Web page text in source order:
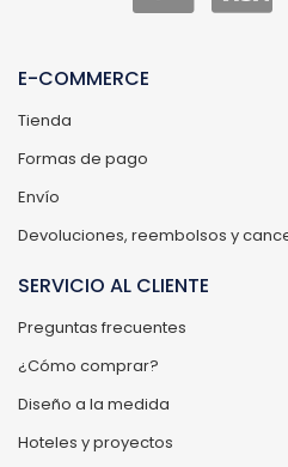
E-COMMERCE
Tienda
Formas de pago
Envío
Devoluciones, reembolsos y
SERVICIO AL CLIENTE
Preguntas frecuentes
¿Cómo comprar?
Diseño a la medida
Hoteles y proyectos